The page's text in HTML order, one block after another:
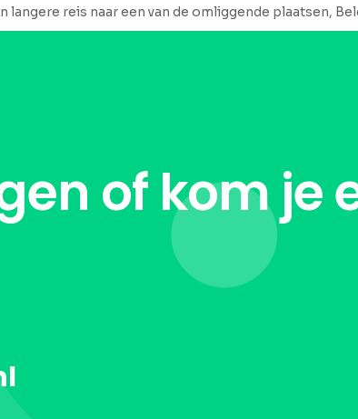
reis naar een van de omliggende plaatsen,
of kom je